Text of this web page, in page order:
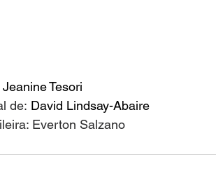
Jeanine Tesori
de: David Lindsay-Abaire
Everton Salzano